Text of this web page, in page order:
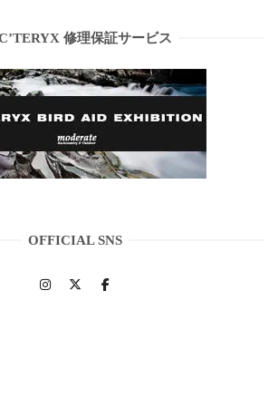
修理保証サービス
OFFICIAL SNS